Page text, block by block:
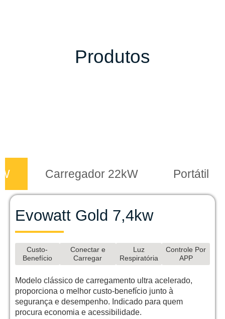
Produtos
Carregador 22kW Portátil
Evowatt Gold 7,4kw
Custo-
Benefício
Conectar e
Carregar
Luz
Respiratória
Controle Por
APP
Modelo clássico de carregamento ultra acelerado,
proporciona o melhor custo-benefício junto à
segurança e desempenho. Indicado para quem
procura economia e acessibilidade.